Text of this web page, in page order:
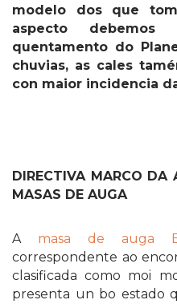
modelo dos que
aspecto debemos
quentamento do
chuvias, as cales
con maior incidencia
DIRECTIVA MARCO DA
MASAS DE AUGA
Amasa de auga ES-
correspondente ao
clasificada como moi
presenta un bo estado